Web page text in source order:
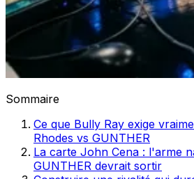
Sommaire
Ce que Bully Ray exige
Rhodes vs GUNTHER
La carte John Cena : l'arme
GUNTHER devrait sortir